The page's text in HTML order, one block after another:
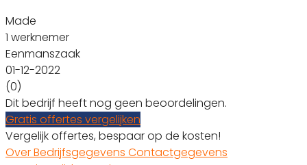
Made
1 werknemer
Eenmanszaak
01-12-2022
(0)
Dit bedrijf heeft nog geen beoordelingen.
Gratis offertes vergelijken
Vergelijk offertes, bespaar op de kosten!
OverBedrijfsgegevens Contactgegevens